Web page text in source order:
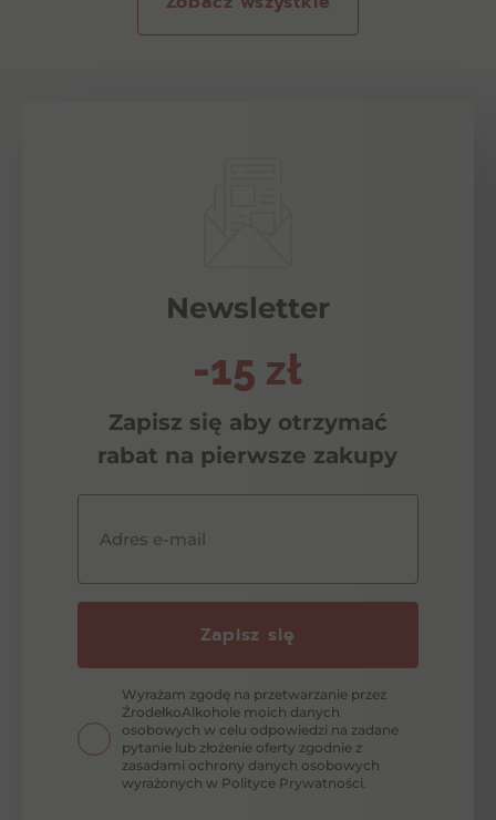
Newsletter
-15 zł
Zapisz się aby otrzymać
rabat na pierwsze zakupy
Adres e-mail
Zapisz się
Wyrażam zgodę na przetwarzanie przez
ŹrodełkoAlkohole moich danych
osobowych w celu odpowiedzi na zadane
pytanie lub złożenie oferty zgodnie z
zasadami ochrony danych osobowych
wyrażonych w Polityce Prywatności.